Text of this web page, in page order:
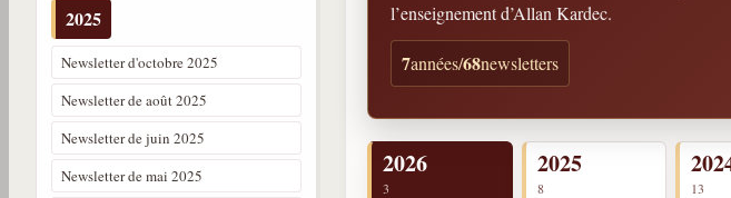
2025
Newsletter d'octobre 2025
Newsletter de août 2025
Newsletter de juin 2025
Newsletter de mai 2025
l’enseignement d’Allan Kardec.
7années/68newsletters
2026
3
2025
8 13